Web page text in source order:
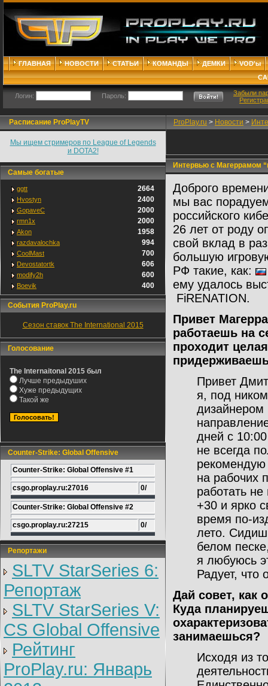
ГЛАВНАЯ НОВОСТИ СТАТЬИ КОМАНДЫ ДЕМКИ
VOD'ы
Логин: Пароль:
Забыли
Расписание ProPlayTV
Мы ищем стримеров по League of Legends
и DOTA2!
Самые богатые
ggtt 2664
Hvostyn 2400
GopaveC 2000
rmn1x 2000
Akon 1958
razdavalochka 994
CoolMast 700
Devostatortk 606
modify2h 600
Boevik 400
События ProPlay.ru
Сезон ставок The International 2015
Голосование
The Internaitonal 2015 был
Лучше предыдуших
Хуже предыдущих
Такой же
Counter-Strike: Global Offensive
Counter-Strike: Global Offensive #1
csgo.proplay.ru:27016 0/
Counter-Strike: Global Offensive #2
csgo.proplay.ru:27215 0/
Репортажи
SLTV StarSeries 6:
Репортаж
SLTV StarSeries V:
CS Global Offensive
Рейтинг
ProPlay.ru: Январь
ProPlay.ru > Новости >
Интервью с Магеррамом
Доброго
мы вас
российского
26 лет от роду
свой вклад в
большую
РФ такие, как:
ему удалось
FiRENATION.
Привет
работаешь на
проходит
Привет
я, под
дизайнером
дней с
не всегда
рекомендую
на рабочих
работать
+30 и ярко
время по-
лето.
белом
я любуюсь
Радует, что
Дай совет, как
Куда
занимаешься?
Исходя из